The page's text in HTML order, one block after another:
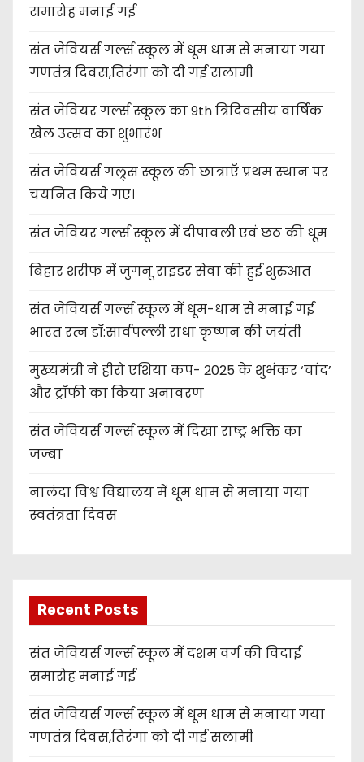
समारोह मनाई गई
संत जेवियर्स गर्ल्स स्कूल में धूम धाम से मनाया गया
गणतंत्र दिवस,तिरंगा को दी गई सलामी
संत जेवियर गर्ल्स स्कूल का 9th त्रिदिवसीय वार्षिक
खेल उत्सव का शुभारंभ
संत जेवियर्स गल्र्स स्कूल की छात्र‌ाएँ प्रथम स्थान पर
चयनित किये गए।
संत जेवियर गर्ल्स स्कूल में दीपावली एवं छठ की धूम
बिहार शरीफ में जुगनू राइडर सेवा की हुई शुरुआत
संत जेवियर्स गर्ल्स स्कूल में धूम-धाम से मनाई गई
भारत रत्न डॉ:सार्वपल्ली राधा कृष्णन की जयंती
मुख्यमंत्री ने हीरो एशिया कप- 2025 के शुभंकर ‘चांद’
और ट्रॉफी का किया अनावरण
संत जेवियर्स गर्ल्स स्कूल में दिखा राष्ट्र भक्ति का
जज्बा
नालंदा विश्व विद्यालय में धूम धाम से मनाया गया
स्वतंत्रता दिवस
Recent Posts
संत जेवियर्स गर्ल्स स्कूल में दशम वर्ग की विदाई
समारोह मनाई गई
संत जेवियर्स गर्ल्स स्कूल में धूम धाम से मनाया गया
गणतंत्र दिवस,तिरंगा को दी गई सलामी